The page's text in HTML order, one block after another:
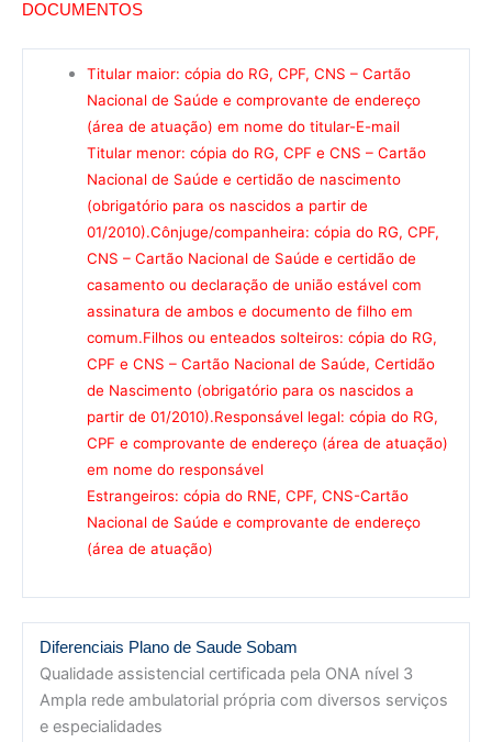
DOCUMENTOS
Titular maior: cópia do RG, CPF, CNS – Cartão
Nacional de Saúde e comprovante de endereço
(área de atuação) em nome do titular-E-mail
Titular menor: cópia do RG, CPF e CNS – Cartão
Nacional de Saúde e certidão de nascimento
(obrigatório para os nascidos a partir de
01/2010).Cônjuge/companheira: cópia do RG, CPF,
CNS – Cartão Nacional de Saúde e certidão de
casamento ou declaração de união estável com
assinatura de ambos e documento de filho em
comum.Filhos ou enteados solteiros: cópia do RG,
CPF e CNS – Cartão Nacional de Saúde, Certidão
de Nascimento (obrigatório para os nascidos a
partir de 01/2010).Responsável legal: cópia do RG,
CPF e comprovante de endereço (área de atuação)
em nome do responsável
Estrangeiros: cópia do RNE, CPF, CNS-Cartão
Nacional de Saúde e comprovante de endereço
(área de atuação)
Diferenciais Plano de Saude Sobam
Qualidade assistencial certificada pela ONA nível 3
Ampla rede ambulatorial própria com diversos serviços
e especialidades